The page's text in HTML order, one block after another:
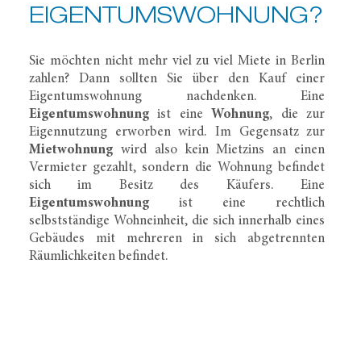
EIGENTUMS­WOHNUNG?
Sie möchten nicht mehr viel zu viel Miete in Berlin
zahlen? Dann sollten Sie über den Kauf einer
Eigentumswohnung nachdenken. Eine
Eigentumswohnungist eineWohnung, die zur
Eigennutzung erworben wird. Im Gegensatz zur
Mietwohnungwird also kein Mietzins an einen
Vermieter gezahlt, sondern die Wohnung befindet
sich im Besitz des Käufers. Eine
Eigentumswohnungist eine rechtlich
selbstständige Wohneinheit, die sich innerhalb eines
Gebäudes mit mehreren in sich abgetrennten
Räumlichkeiten befindet.